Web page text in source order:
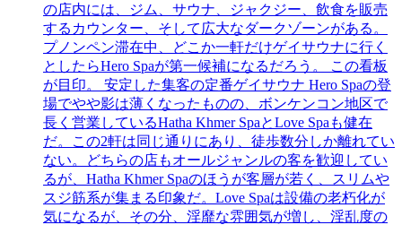
の店内には、ジム、サウナ、ジャクジー、飲食を販売
するカウンター、そして広大なダークゾーンがある。
プノンペン滞在中、どこか一軒だけゲイサウナに行く
としたらHero Spaが第一候補になるだろう。 この看板
が目印。 安定した集客の定番ゲイサウナ Hero Spaの登
場でやや影は薄くなったものの、ボンケンコン地区で
長く営業しているHatha Khmer SpaとLove Spaも健在
だ。この2軒は同じ通りにあり、徒歩数分しか離れてい
ない。どちらの店もオールジャンルの客を歓迎してい
るが、Hatha Khmer Spaのほうが客層が若く、スリムや
スジ筋系が集まる印象だ。Love Spaは設備の老朽化が
気になるが、その分、淫靡な雰囲気が増し、淫乱度の